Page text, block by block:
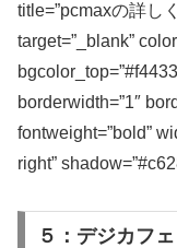
title=”pcmaxの詳し
target=”_blank”
borderwidth=”1″
fontweight=”bold”
right”
５：デジカフェ